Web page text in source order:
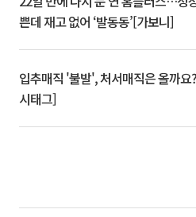
쁜데 재고 없어 ‘발동동’[가보니]
입추매직 '불발', 처서매직은 올까요
시태그]